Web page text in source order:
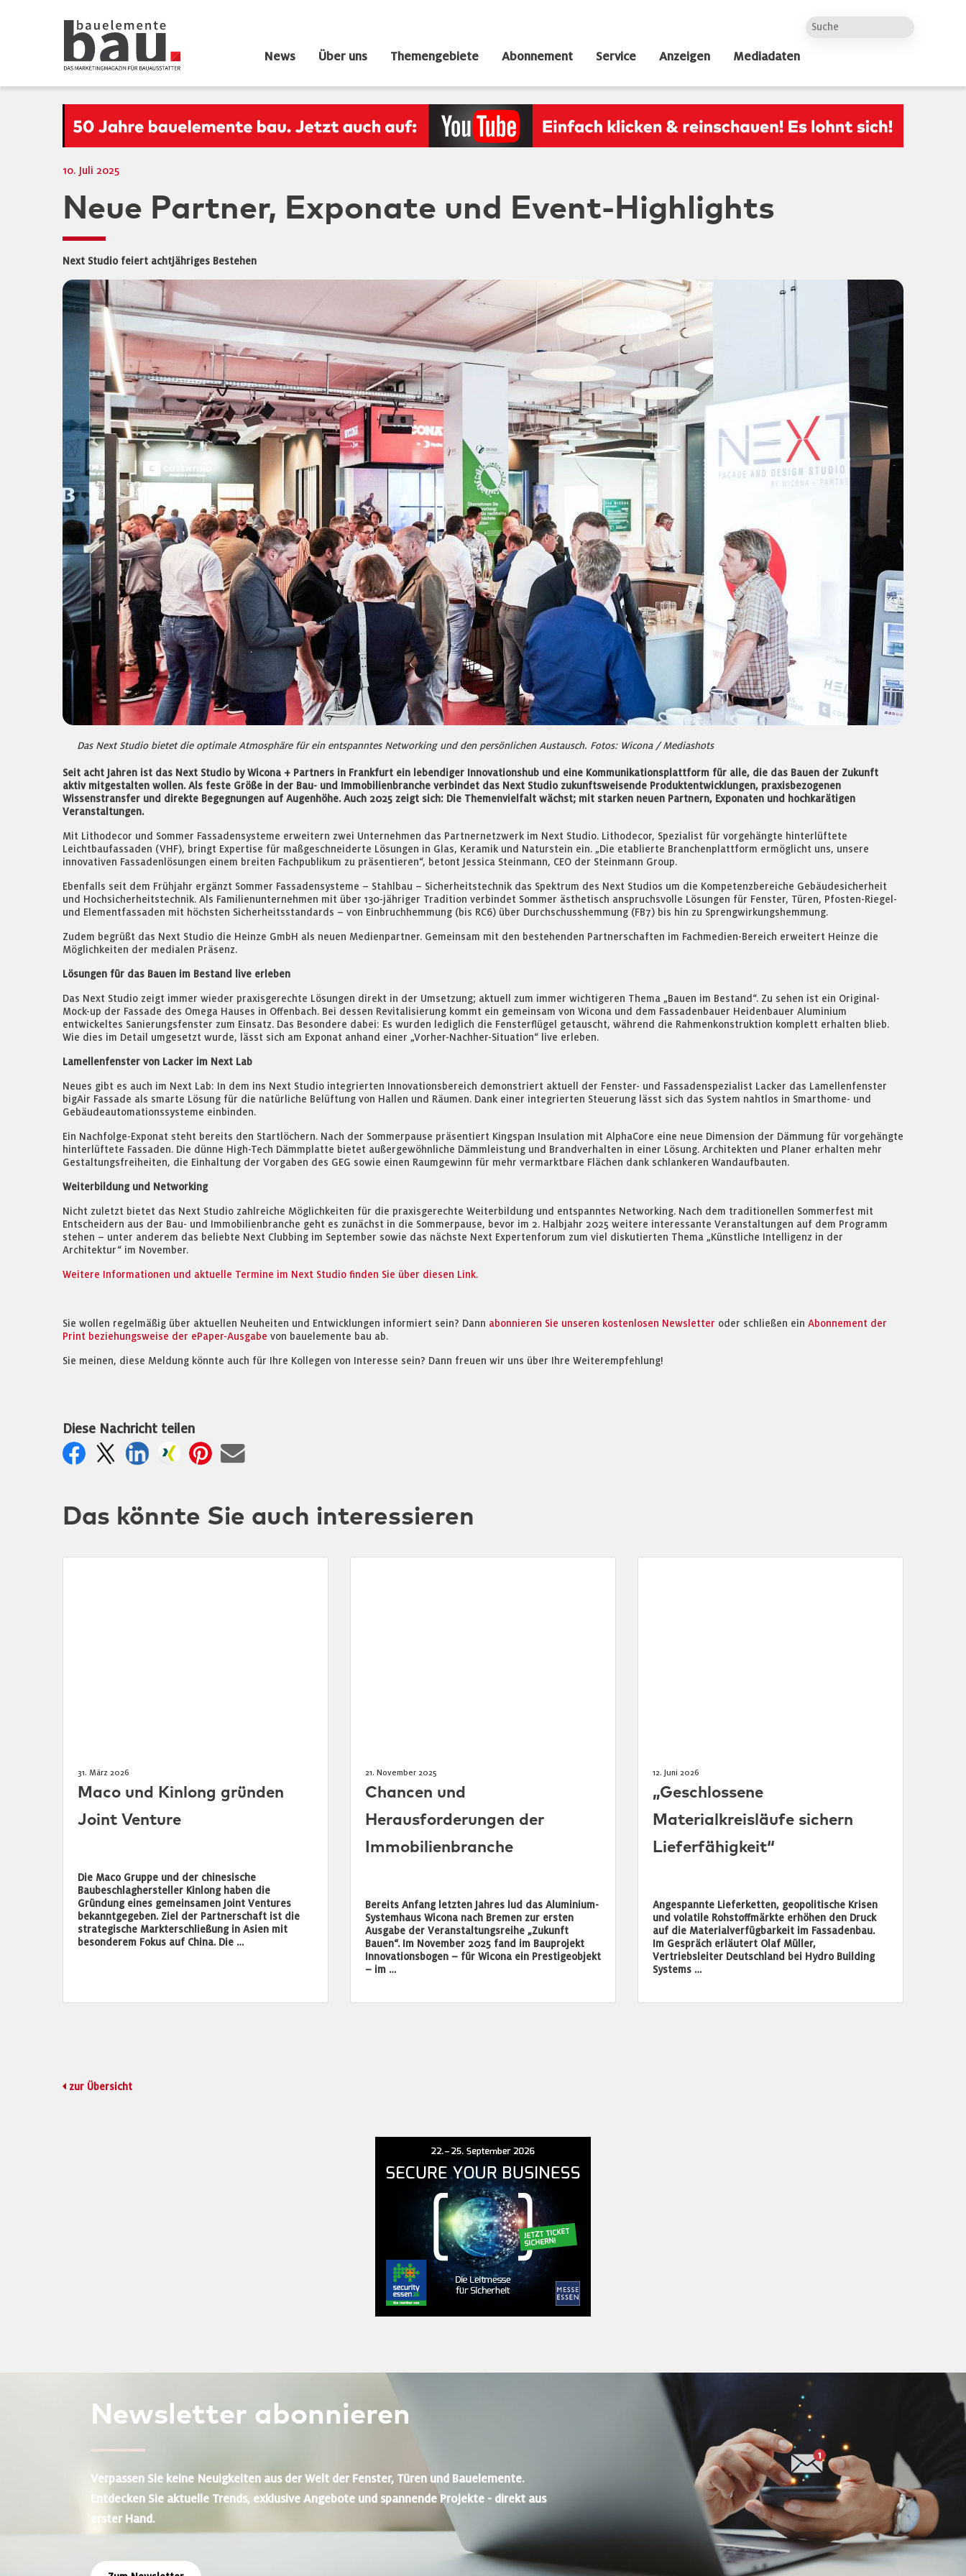
News Über uns Themengebiete Abonnement Service Anzeigen Mediadaten
10. Juli 2025
Neue Partner, Exponate und Event-Highlights
Next Studio feiert achtjähriges Bestehen
Das Next Studio bietet die optimale Atmosphäre für ein entspanntes Networking und den persönlichen Austausch. Fotos: Wicona / Mediashots
Seit acht Jahren ist das Next Studio by Wicona + Partners in Frankfurt ein lebendiger Innovationshub und eine Kommunikationsplattform für alle, die das Bauen der Zukunft
aktiv mitgestalten wollen. Als feste Größe in der Bau- und Immobilienbranche verbindet das Next Studio zukunftsweisende Produktentwicklungen, praxisbezogenen
Wissenstransfer und direkte Begegnungen auf Augenhöhe. Auch 2025 zeigt sich: Die Themenvielfalt wächst; mit starken neuen Partnern, Exponaten und hochkarätigen
Veranstaltungen.
Mit Lithodecor und Sommer Fassadensysteme erweitern zwei Unternehmen das Partnernetzwerk im Next Studio. Lithodecor, Spezialist für vorgehängte hinterlüftete
Leichtbaufassaden (VHF), bringt Expertise für maßgeschneiderte Lösungen in Glas, Keramik und Naturstein ein. „Die etablierte Branchenplattform ermöglicht uns, unsere
innovativen Fassadenlösungen einem breiten Fachpublikum zu präsentieren“, betont Jessica Steinmann, CEO der Steinmann Group.
Ebenfalls seit dem Frühjahr ergänzt Sommer Fassadensysteme – Stahlbau – Sicherheitstechnik das Spektrum des Next Studios um die Kompetenzbereiche Gebäudesicherheit
und Hochsicherheitstechnik. Als Familienunternehmen mit über 130-jähriger Tradition verbindet Sommer ästhetisch anspruchsvolle Lösungen für Fenster, Türen, Pfosten-Riegel-
und Elementfassaden mit höchsten Sicherheitsstandards – von Einbruchhemmung (bis RC6) über Durchschusshemmung (FB7) bis hin zu Sprengwirkungshemmung.
Zudem begrüßt das Next Studio die Heinze GmbH als neuen Medienpartner. Gemeinsam mit den bestehenden Partnerschaften im Fachmedien-Bereich erweitert Heinze die
Möglichkeiten der medialen Präsenz.
Lösungen für das Bauen im Bestand live erleben
Das Next Studio zeigt immer wieder praxisgerechte Lösungen direkt in der Umsetzung; aktuell zum immer wichtigeren Thema „Bauen im Bestand“. Zu sehen ist ein Original-
Mock-up der Fassade des Omega Hauses in Offenbach. Bei dessen Revitalisierung kommt ein gemeinsam von Wicona und dem Fassadenbauer Heidenbauer Aluminium
entwickeltes Sanierungsfenster zum Einsatz. Das Besondere dabei: Es wurden lediglich die Fensterflügel getauscht, während die Rahmenkonstruktion komplett erhalten blieb.
Wie dies im Detail umgesetzt wurde, lässt sich am Exponat anhand einer „Vorher-Nachher-Situation“ live erleben.
Lamellenfenster von Lacker im Next Lab
Neues gibt es auch im Next Lab: In dem ins Next Studio integrierten Innovationsbereich demonstriert aktuell der Fenster- und Fassadenspezialist Lacker das Lamellenfenster
bigAir Fassade als smarte Lösung für die natürliche Belüftung von Hallen und Räumen. Dank einer integrierten Steuerung lässt sich das System nahtlos in Smarthome- und
Gebäudeautomationssysteme einbinden.
Ein Nachfolge-Exponat steht bereits den Startlöchern. Nach der Sommerpause präsentiert Kingspan Insulation mit AlphaCore eine neue Dimension der Dämmung für vorgehängte
hinterlüftete Fassaden. Die dünne High-Tech Dämmplatte bietet außergewöhnliche Dämmleistung und Brandverhalten in einer Lösung. Architekten und Planer erhalten mehr
Gestaltungsfreiheiten, die Einhaltung der Vorgaben des GEG sowie einen Raumgewinn für mehr vermarktbare Flächen dank schlankeren Wandaufbauten.
Weiterbildung und Networking
Nicht zuletzt bietet das Next Studio zahlreiche Möglichkeiten für die praxisgerechte Weiterbildung und entspanntes Networking. Nach dem traditionellen Sommerfest mit
Entscheidern aus der Bau- und Immobilienbranche geht es zunächst in die Sommerpause, bevor im 2. Halbjahr 2025 weitere interessante Veranstaltungen auf dem Programm
stehen – unter anderem das beliebte Next Clubbing im September sowie das nächste Next Expertenforum zum viel diskutierten Thema „Künstliche Intelligenz in der
Architektur“ im November.
Weitere Informationen und aktuelle Termine im Next Studio finden Sie über diesen Link.
Sie wollen regelmäßig über aktuellen Neuheiten und Entwicklungen informiert sein? Dann abonnieren Sie unseren kostenlosen Newsletter oder schließen ein Abonnement der
Print beziehungsweise der ePaper-Ausgabe von bauelemente bau ab.
Sie meinen, diese Meldung könnte auch für Ihre Kollegen von Interesse sein? Dann freuen wir uns über Ihre Weiterempfehlung!
Diese Nachricht teilen
Das könnte Sie auch interessieren
31. März 2026
Maco und Kinlong gründen
Joint Venture
Die Maco Gruppe und der chinesische
Baubeschlaghersteller Kinlong haben die
Gründung eines gemeinsamen Joint Ventures
bekanntgegeben. Ziel der Partnerschaft ist die
strategische Markterschließung in Asien mit
besonderem Fokus auf China. Die …
21. November 2025
Chancen und
Herausforderungen der
Immobilienbranche
Bereits Anfang letzten Jahres lud das Aluminium-
Systemhaus Wicona nach Bremen zur ersten
Ausgabe der Veranstaltungsreihe „Zukunft
Bauen“. Im November 2025 fand im Bauprojekt
Innovationsbogen – für Wicona ein Prestigeobjekt
– im …
12. Juni 2026
„Geschlossene
Materialkreisläufe sichern
Lieferfähigkeit“
Angespannte Lieferketten, geopolitische Krisen
und volatile Rohstoffmärkte erhöhen den Druck
auf die Materialverfügbarkeit im Fassadenbau.
Im Gespräch erläutert Olaf Müller,
Vertriebsleiter Deutschland bei Hydro Building
Systems …
zur Übersicht
Newsletter abonnieren
Verpassen Sie keine Neuigkeiten aus der Welt der Fenster, Türen und Bauelemente.
Entdecken Sie aktuelle Trends, exklusive Angebote und spannende Projekte - direkt aus
erster Hand.